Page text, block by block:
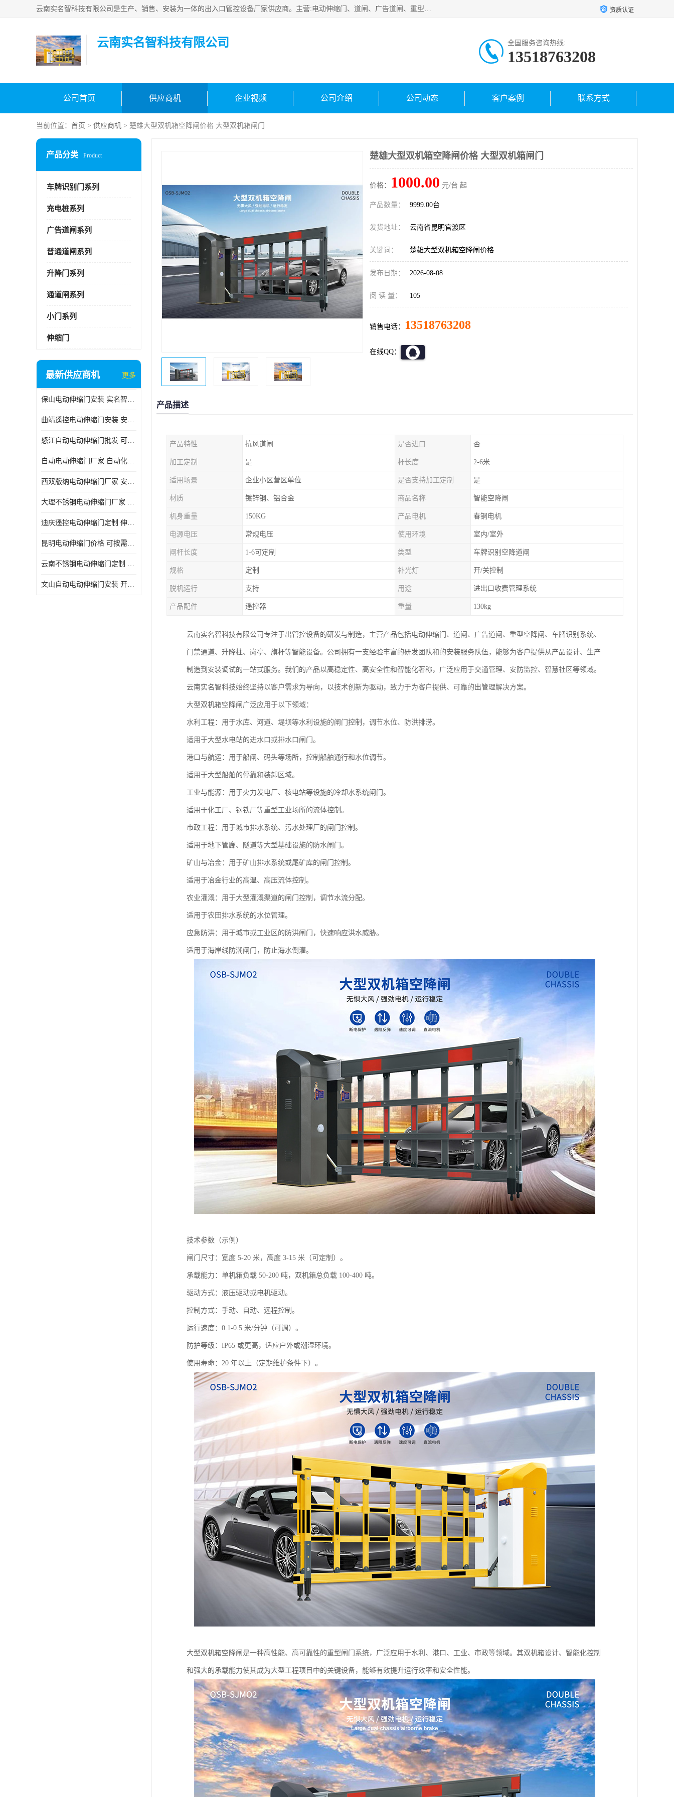
云南实名智科技有限公司是生产、销售、安装为一体的出入口管控设备厂家供应商。主营:电动伸缩门、道闸、广告道闸、重型空降闸、车牌识别、门禁通道、升降柱、岗亭、旗杆等智能设备。主营产品: 电动伸缩门,道闸门禁,车牌识别 生产、销售、安装为一体的出入口管控设备厂家源头供应商。 资质认证
云南实名智科技有限公司 全国服务咨询热线:
13518763208
公司首页 供应商机 企业视频 公司介绍 公司动态 客户案例 联系方式
当前位置： 首页 > 供应商机 > 楚雄大型双机箱空降闸价格 大型双机箱闸门
产品分类 Product
车牌识别门系列
充电桩系列
广告道闸系列
普通道闸系列
升降门系列
通道闸系列
小门系列
伸缩门
最新供应商机 更多
保山电动伸缩门安装 实名智科技 安全性高
曲靖遥控电动伸缩门安装 安全性高
怒江自动电动伸缩门批发 可按需定制
自动电动伸缩门厂家 自动化操作
西双版纳电动伸缩门厂家 安全性高
大理不锈钢电动伸缩门厂家 适合狭窄通道
迪庆遥控电动伸缩门定制 伸缩结构设计
昆明电动伸缩门价格 可按需定制
云南不锈钢电动伸缩门定制 自动化操作
文山自动电动伸缩门安装 开启后占用空间小
楚雄大型双机箱空降闸价格 大型双机箱闸门
价格： 1000.00 元/台 起
产品数量： 9999.00台
发货地址： 云南省昆明官渡区
关键词： 楚雄大型双机箱空降闸价格
发布日期： 2026-08-08
阅 读 量： 105
销售电话： 13518763208
在线QQ：
产品描述
产品特性 抗风道闸 是否进口 否
加工定制 是 杆长度 2-6米
适用场景 企业小区营区单位 是否支持加工定制 是
材质 镀锌钢、铝合金 商品名称 智能空降闸
机身重量 150KG 产品电机 春铜电机
电源电压 常规电压 使用环境 室内/室外
闸杆长度 1-6可定制 类型 车牌识别空降道闸
规格 定制 补光灯 开/关控制
脱机运行 支持 用途 进出口收费管理系统
产品配件 遥控器 重量 130kg
云南实名智科技有限公司专注于出管控设备的研发与制造，主营产品包括电动伸缩门、道闸、广告道闸、重型空降闸、车牌识别系统、
门禁通道、升降柱、岗亭、旗杆等智能设备。公司拥有一支经验丰富的研发团队和的安装服务队伍，能够为客户提供从产品设计、生产
制造到安装调试的一站式服务。我们的产品以高稳定性、高安全性和智能化著称，广泛应用于交通管理、安防监控、智慧社区等领域。
云南实名智科技始终坚持以客户需求为导向，以技术创新为驱动，致力于为客户提供、可靠的出管理解决方案。
大型双机箱空降闸广泛应用于以下领域：
水利工程：用于水库、河道、堤坝等水利设施的闸门控制，调节水位、防洪排涝。
适用于大型水电站的进水口或排水口闸门。
港口与航运：用于船闸、码头等场所，控制船舶通行和水位调节。
适用于大型船舶的停靠和装卸区域。
工业与能源：用于火力发电厂、核电站等设施的冷却水系统闸门。
适用于化工厂、钢铁厂等重型工业场所的流体控制。
市政工程：用于城市排水系统、污水处理厂的闸门控制。
适用于地下管廊、隧道等大型基础设施的防水闸门。
矿山与冶金：用于矿山排水系统或尾矿库的闸门控制。
适用于冶金行业的高温、高压流体控制。
农业灌溉：用于大型灌溉渠道的闸门控制，调节水流分配。
适用于农田排水系统的水位管理。
应急防洪：用于城市或工业区的防洪闸门，快速响应洪水威胁。
适用于海岸线防潮闸门，防止海水倒灌。
技术参数（示例）
闸门尺寸：宽度 5-20 米，高度 3-15 米（可定制）。
承载能力：单机箱负载 50-200 吨，双机箱总负载 100-400 吨。
驱动方式：液压驱动或电机驱动。
控制方式：手动、自动、远程控制。
运行速度：0.1-0.5 米/分钟（可调）。
防护等级：IP65 或更高，适应户外或潮湿环境。
使用寿命：20 年以上（定期维护条件下）。
大型双机箱空降闸是一种高性能、高可靠性的重型闸门系统，广泛应用于水利、港口、工业、市政等领域。其双机箱设计、智能化控制
和强大的承载能力使其成为大型工程项目中的关键设备，能够有效提升运行效率和安全性能。